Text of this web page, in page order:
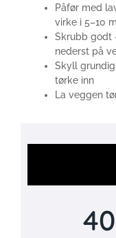
Påfør med
virke i 5–10
Skrubb godt
nederst på
Skyll
tørke inn
La veggen